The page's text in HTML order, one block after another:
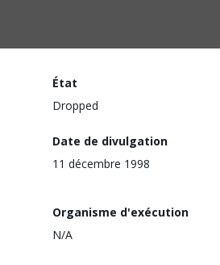
État
Dropped
Date de divulgation
11 décembre 1998
Organisme d'exécution
N/A